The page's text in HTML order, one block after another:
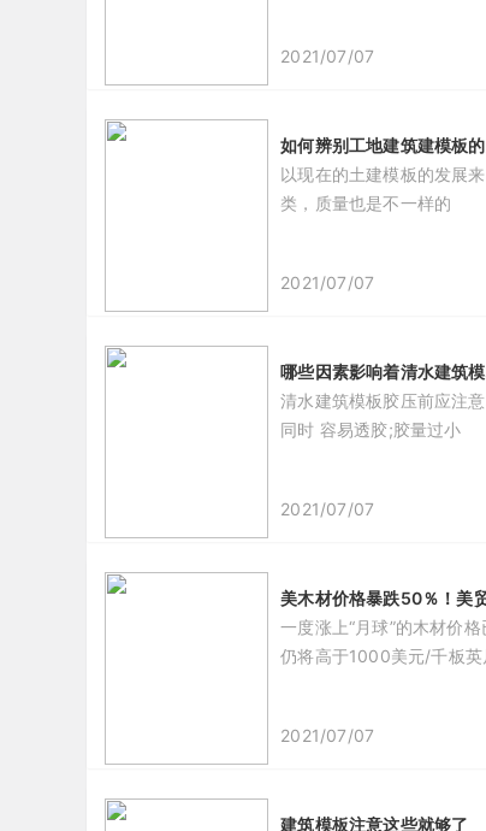
2021/07/07
如何辨别工地建筑建模板
以现在的土建模板的发展
类，质量也是不一样的
2021/07/07
哪些因素影响着清水建筑
清水建筑模板胶压前应注
同时 容易透胶;胶量过小
2021/07/07
美木材价格暴跌50％！美
一度涨上“月球”的木材价
仍将高于1000美元/千板英
2021/07/07
建筑模板注意这些就够了